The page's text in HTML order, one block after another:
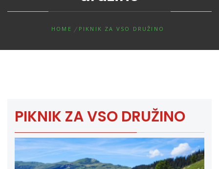
HOME PIKNIK ZA VSO DRUŽINO
PIKNIK ZA VSO DRUŽINO